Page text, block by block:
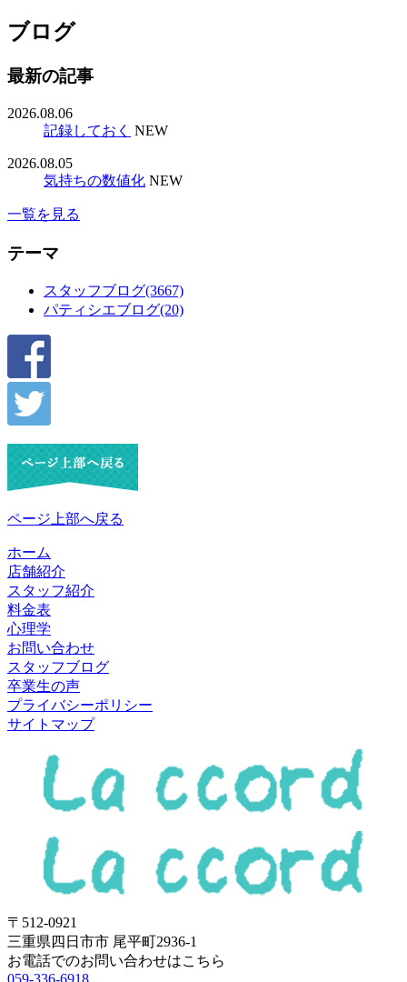
ブログ
最新の記事
2026.08.06
記録しておく NEW
2026.08.05
気持ちの数値化 NEW
一覧を見る
テーマ
スタッフブログ(3667)
パティシエブログ(20)
ページ上部へ戻る
ホーム
店舗紹介
スタッフ紹介
料金表
心理学
お問い合わせ
スタッフブログ
卒業生の声
プライバシーポリシー
サイトマップ
〒512-0921
三重県四日市市 尾平町2936-1
お電話でのお問い合わせはこちら
059-336-6918